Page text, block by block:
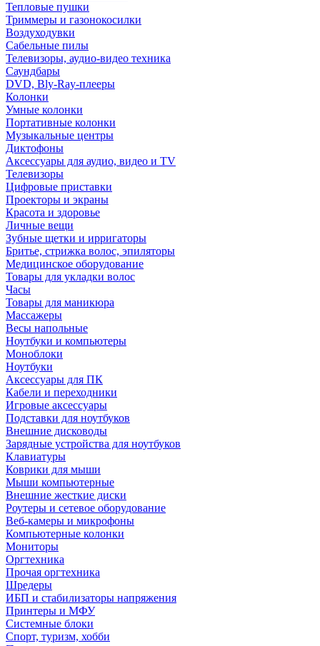
Тепловые пушки
Триммеры и газонокосилки
Воздуходувки
Сабельные пилы
Телевизоры, аудио-видео техника
Саундбары
DVD, Bly-Ray-плееры
Колонки
Умные колонки
Портативные колонки
Музыкальные центры
Диктофоны
Аксессуары для аудио, видео и TV
Телевизоры
Цифровые приставки
Проекторы и экраны
Красота и здоровье
Личные вещи
Зубные щетки и ирригаторы
Бритье, стрижка волос, эпиляторы
Медицинское оборудование
Товары для укладки волос
Часы
Товары для маникюра
Массажеры
Весы напольные
Ноутбуки и компьютеры
Моноблоки
Ноутбуки
Аксессуары для ПК
Кабели и переходники
Игровые аксессуары
Подставки для ноутбуков
Внешние дисководы
Зарядные устройства для ноутбуков
Клавиатуры
Коврики для мыши
Мыши компьютерные
Внешние жесткие диски
Роутеры и сетевое оборудование
Веб-камеры и микрофоны
Компьютерные колонки
Мониторы
Оргтехника
Прочая оргтехника
Шредеры
ИБП и стабилизаторы напряжения
Принтеры и МФУ
Системные блоки
Спорт, туризм, хобби